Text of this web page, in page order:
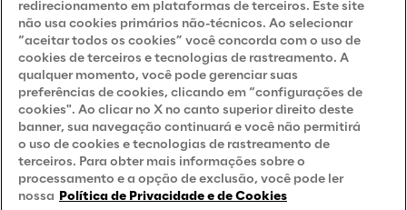
Privacy Notice(Client - GDPR)
Privacy Notice(Supplier - LGPD)
Privacy Notice(Supplier - GDPR)
Privacy Notice(Candidate - LGPD)
Privacy Notice (Candidate - GDPR)
Privacy Notice(Marketing)
redirecionamento em plataformas de terceiros. Este site
não usa cookies primários não-técnicos. Ao selecionar
“aceitar todos os cookies” você concorda com o uso de
cookies de terceiros e tecnologias de rastreamento. A
qualquer momento, você pode gerenciar suas
preferências de cookies, clicando em “configurações de
cookies". Ao clicar no X no canto superior direito deste
banner, sua navegação continuará e você não permitirá
o uso de cookies e tecnologias de rastreamento de
terceiros. Para obter mais informações sobre o
processamento e a opção de exclusão, você pode ler
nossa Política de Privacidade e de Cookies